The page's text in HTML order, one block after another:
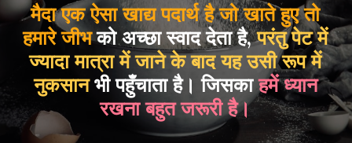
मैदा एक ऐसा खाद्य पदार्थ है जो खाते हुए तो
हमारे जीभको अच्छा स्वाद देता है,परंतु पेट में
ज्यादा मात्रा में जाने के बाद यह उसी रूप में
नुकसानभी पहुँचाता है। जिसकाहमें ध्यान
रखना बहुत जरूरी है।